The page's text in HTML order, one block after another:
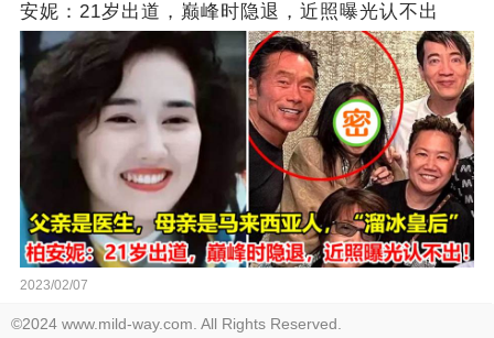
安妮：21岁出道，巅峰时隐退，近照曝光认不出
2023/02/07
©2024 www.mild-way.com. All Rights Reserved.